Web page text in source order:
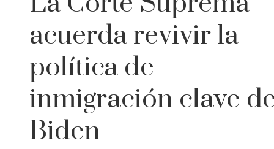
acuerda revivir la
política de
inmigración clave
Biden